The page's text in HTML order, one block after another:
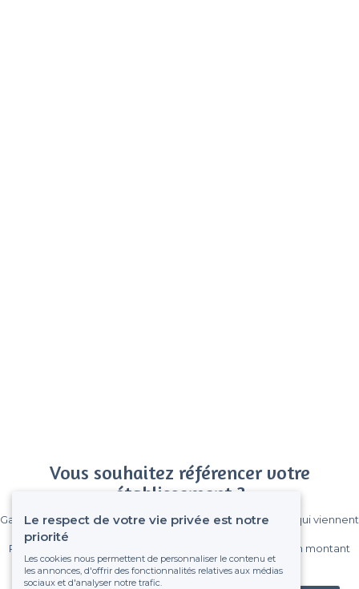
Vous souhaitez référencer votre
établissement ?
Gagnez de nombreux clients parmi le million de visiteurs qui viennent
Pas de commissions et sans engagement, vous payez un montant
fixe sans risque de voir déraper la facture.
Le respect de votre vie privée est notre
priorité
Les cookies nous permettent de personnaliser le contenu et
les annonces, d'offrir des fonctionnalités relatives aux médias
sociaux et d'analyser notre trafic.